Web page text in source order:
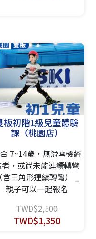
板初階1級兒童體驗
課（桃園店）
7~14歲，無滑雪機經
，或尚未能連續轉彎
（含三角形連續轉彎） _
親子可以一起報名
TWD$2,500
TWD$1,350